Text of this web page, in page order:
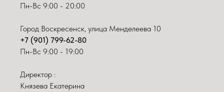
Пн-Вс 9:00 - 20:00
Город Воскресенск, улица Менделеева 10
+7 (901) 799-62-80
Пн-Вс 9:00 - 19:00
Директор :
Князева Екатерина